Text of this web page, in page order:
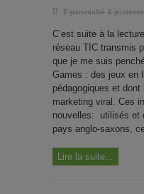
E-parentalité & jeunesse
C’est suite à la
réseau TIC transmis
que je me suis
Games : des jeux en
pédagogiques et
marketing viral. Ces
nouvelles: utilisés et
pays anglo-saxons,
Lire la suite...